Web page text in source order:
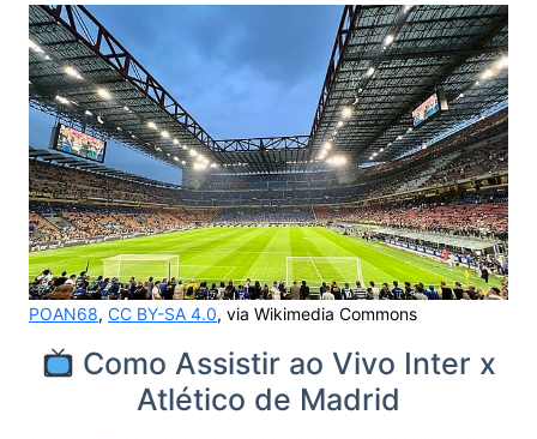
POAN68, CC BY-SA 4.0, via Wikimedia Commons
Como Assistir ao Vivo Inter x
Atlético de Madrid